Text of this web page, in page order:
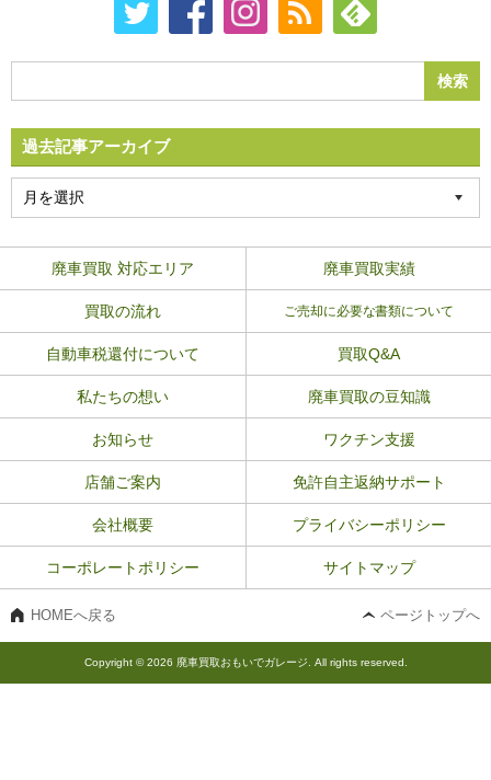
過去記事アーカイブ
廃車買取 対応エリア 廃車買取実績
買取の流れ ご売却に必要な書類について
自動車税還付について 買取Q&A
私たちの想い 廃車買取の豆知識
お知らせ ワクチン支援
店舗ご案内 免許自主返納サポート
会社概要 プライバシーポリシー
コーポレートポリシー サイトマップ
HOMEへ戻る ページトップへ
Copyright © 2026 廃車買取おもいでガレージ. All rights reserved.